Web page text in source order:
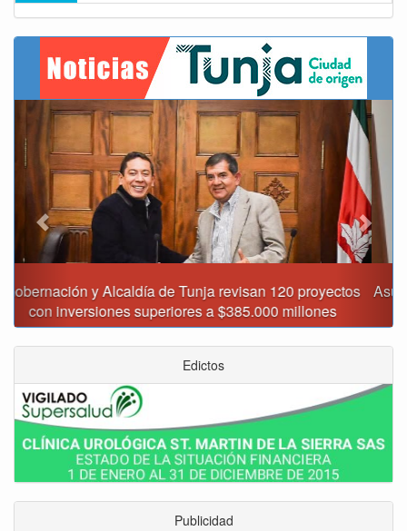
Asumió funciones nuevo secretario de Medio Ambiente de
Tunja
Previous Next
Edictos
Publicidad